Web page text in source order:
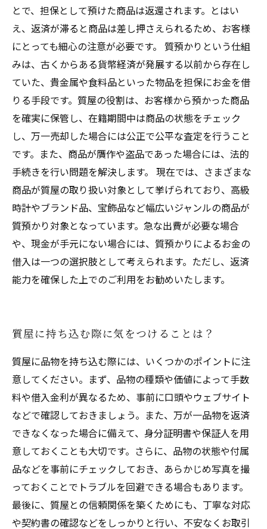
とで、担保として預けた商品は返還されます。とはい
え、返済が滞ると商品は差し押さえられるため、お客様
にとっても細心の注意が必要です。 質預かりという仕組
みは、古くからある貨幣経済が発展する以前から存在し
ていた、貴金属や食料品といった物品を担保にお金を借
りる手段です。質屋の役割は、お客様から預かった商品
を確実に保管し、在籍期間中は商品の状態をチェック
し、万一売却した場合には公正で公平な査定を行うこと
です。また、商品が贋作や盗品であった場合には、法的
手続きを行い問題を解決します。 現在では、さまざまな
商品が質屋の取り扱い対象として挙げられており、高級
時計やブランド品、宝飾品など幅広いジャンルの商品が
質預かり対象となっています。急な出費が必要な場合
や、現金が手元にない場合には、質預かりによるお金の
借入は一つの選択肢として考えられます。ただし、返済
能力を確保した上でのご利用をお勧めいたします。
質屋に持ち込む際に気をつけることは？
質屋に品物を持ち込む際には、いくつかのポイントに注
意してください。まず、品物の種類や価値によって手数
料や借入金利が異なるため、事前に口頭やウェブサイト
などで確認しておきましょう。また、万が一品物を返済
できなくなった場合に備えて、身分証明書や保証人を用
意しておくことも大切です。さらに、品物の状態や付属
品などを事前にチェックしておき、あらかじめ写真を撮
っておくことでトラブルを回避できる場合もあります。
最後に、質屋との信頼関係を築くためにも、丁寧な対応
や契約書の確認などをしっかりと行い、不安なくお取引